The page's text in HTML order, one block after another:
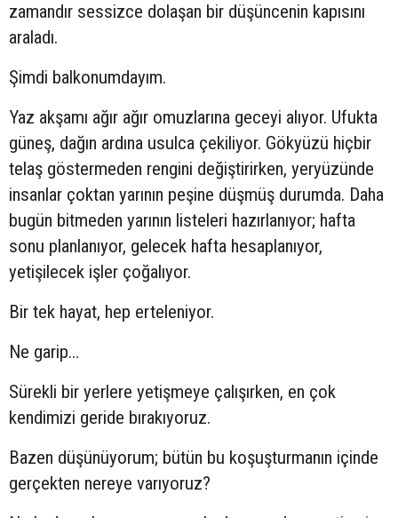
zamandır sessizce dolaşan bir düşüncenin kapısını
araladı.
Şimdi balkonumdayım.
Yaz akşamı ağır ağır omuzlarına geceyi alıyor. Ufukta
güneş, dağın ardına usulca çekiliyor. Gökyüzü hiçbir
telaş göstermeden rengini değiştirirken, yeryüzünde
insanlar çoktan yarının peşine düşmüş durumda. Daha
bugün bitmeden yarının listeleri hazırlanıyor; hafta
sonu planlanıyor, gelecek hafta hesaplanıyor,
yetişilecek işler çoğalıyor.
Bir tek hayat, hep erteleniyor.
Ne garip…
Sürekli bir yerlere yetişmeye çalışırken, en çok
kendimizi geride bırakıyoruz.
Bazen düşünüyorum; bütün bu koşuşturmanın içinde
gerçekten nereye varıyoruz?